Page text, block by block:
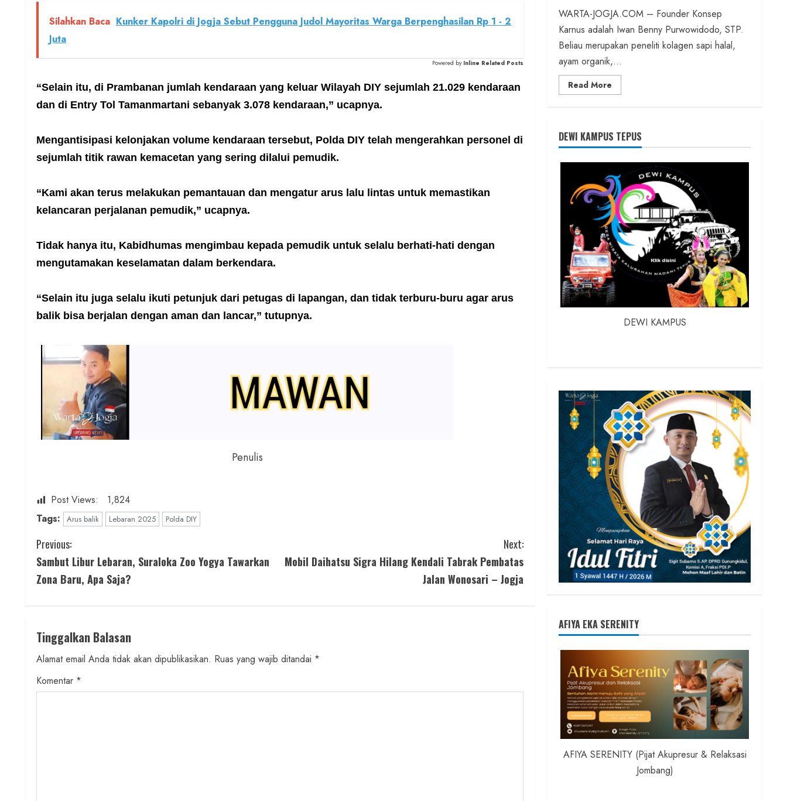
Silahkan Baca Kunker Kapolri di Jogja Sebut Pengguna Judol Mayoritas Warga Berpenghasilan Rp 1 - 2
Juta
Powered by Inline Related Posts
“Selain itu, di Prambanan jumlah kendaraan yang keluar Wilayah DIY sejumlah 21.029 kendaraan
dan di Entry Tol Tamanmartani sebanyak 3.078 kendaraan,” ucapnya.
Mengantisipasi kelonjakan volume kendaraan tersebut, Polda DIY telah mengerahkan personel di
sejumlah titik rawan kemacetan yang sering dilalui pemudik.
“Kami akan terus melakukan pemantauan dan mengatur arus lalu lintas untuk memastikan
kelancaran perjalanan pemudik,” ucapnya.
Tidak hanya itu, Kabidhumas mengimbau kepada pemudik untuk selalu berhati-hati dengan
mengutamakan keselamatan dalam berkendara.
“Selain itu juga selalu ikuti petunjuk dari petugas di lapangan, dan tidak terburu-buru agar arus
balik bisa berjalan dengan aman dan lancar,” tutupnya.
Penulis
Post Views:
1,824
Tags:
Arus balik Lebaran 2025 Polda DIY
C
o
i
n
u
Previous:
Sambut Libur Lebaran, Suraloka Zoo Yogya Tawarkan
Zona Baru, Apa Saja?
Next:
Mobil Daihatsu Sigra Hilang Kendali Tabrak Pembatas
Jalan Wonosari – Jogja
Tinggalkan Balasan
Alamat email Anda tidak akan dipublikasikan. Ruas yang wajib ditandai *
Komentar *
WARTA-JOGJA.COM – Founder Konsep
Karnus adalah Iwan Benny Purwowidodo, STP.
Beliau merupakan peneliti kolagen sapi halal,
ayam organik,...
Read More
more
dan
Dokter
dan
DEWI KAMPUS TEPUS
DEWI KAMPUS
AFIYA EKA SERENITY
AFIYA SERENITY (Pijat Akupresur & Relaksasi
Jombang)